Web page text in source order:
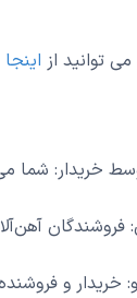
می توانید از اینجا